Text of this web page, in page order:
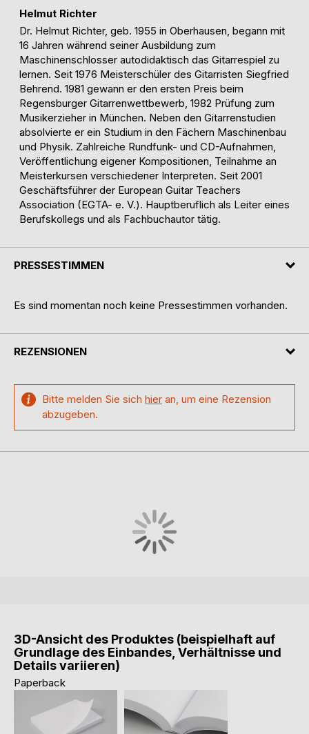
Helmut Richter
Dr. Helmut Richter, geb. 1955 in Oberhausen, begann mit
16 Jahren während seiner Ausbildung zum
Maschinenschlosser autodidaktisch das Gitarrespiel zu
lernen. Seit 1976 Meisterschüler des Gitarristen Siegfried
Behrend. 1981 gewann er den ersten Preis beim
Regensburger Gitarrenwettbewerb, 1982 Prüfung zum
Musikerzieher in München. Neben den Gitarrenstudien
absolvierte er ein Studium in den Fächern Maschinenbau
und Physik. Zahlreiche Rundfunk- und CD-Aufnahmen,
Veröffentlichung eigener Kompositionen, Teilnahme an
Meisterkursen verschiedener Interpreten. Seit 2001
Geschäftsführer der European Guitar Teachers
Association (EGTA- e. V.). Hauptberuflich als Leiter eines
Berufskollegs und als Fachbuchautor tätig.
PRESSESTIMMEN
Es sind momentan noch keine Pressestimmen vorhanden.
REZENSIONEN
Bitte melden Sie sich hier an, um eine Rezension
abzugeben.
3D-Ansicht des Produktes (beispielhaft auf
Grundlage des Einbandes, Verhältnisse und
Details variieren)
Paperback